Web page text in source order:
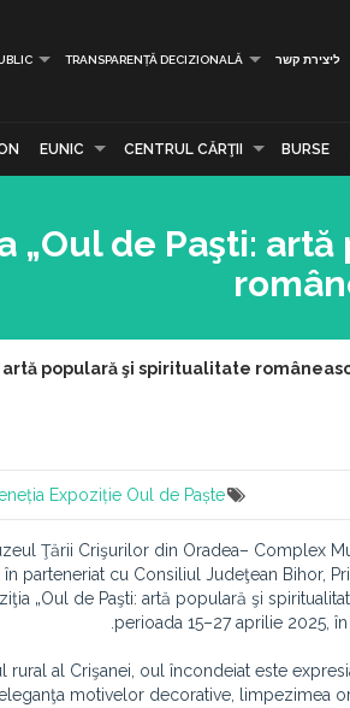
TRANSPARENȚĂ DECIZIONALĂ ליצירת קשר
EUNIC CENTRUL CĂRŢII BURSE
„Oul de Paşti:
artă populară şi spiritualitate
Expoziție Oul de Paște
Ţării Crişurilor din Oradea– Complex
parteneriat cu Consiliul Judeţean Bihor,
„Oul de Paşti: artă populară şi
perioada 15–27 aprilie 2025,
rural al Crişanei, oul încondeiat este
motivelor decorative, limpezimea